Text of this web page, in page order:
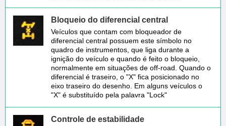
Bloqueio do diferencial central
Veículos que contam com bloqueador de
diferencial central possuem este símbolo no
quadro de instrumentos, que liga durante a
ignição do veículo e quando é feito o bloqueio,
normalmente em situações de off-road. Quando o
diferencial é traseiro, o "X" fica posicionado no
eixo traseiro do desenho. Em alguns veículos o
"X" é substituído pela palavra "Lock"
Controle de estabilidade